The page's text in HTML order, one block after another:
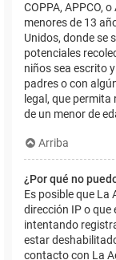
COPPA, APPCO,
menores de 13
Unidos, donde se
potenciales
niños sea escrito
padres o con
legal, que
de un menor de
Arriba
¿Por qué no
Es posible que La
dirección IP o que
intentando
estar
contacto con La